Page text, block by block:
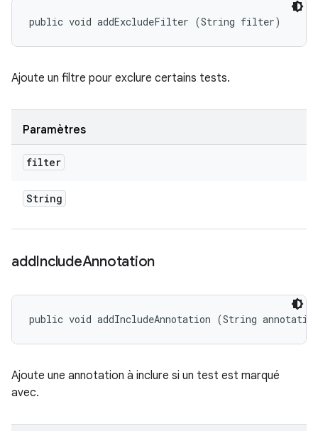
public void addExcludeFilter (String filter)
Ajoute un filtre pour exclure certains tests.
Paramètres
filter
String
addIncludeAnnotation
public void addIncludeAnnotation (String
Ajoute une annotation à inclure si un test est marqué
avec.